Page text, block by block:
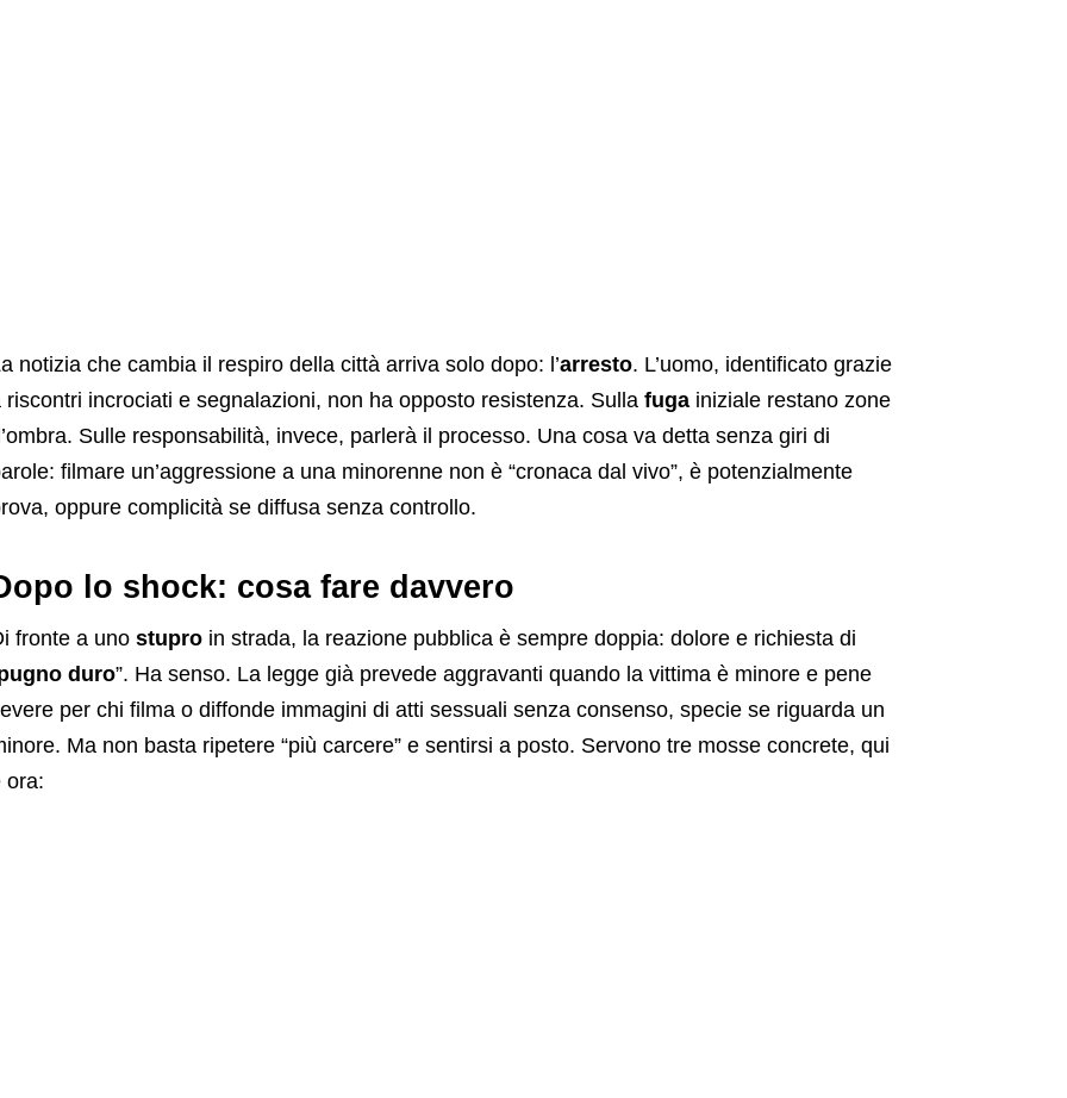
notizia che cambia il respiro della città arriva solo dopo: l’arresto. L’uomo, identificato grazie
riscontri incrociati e segnalazioni, non ha opposto resistenza. Sulla fugainiziale restano zone
Sulle responsabilità, invece, parlerà il processo. Una cosa va detta senza giri di
filmare un’aggressione a una minorenne non è “cronaca dal vivo”, è potenzialmente
oppure complicità se diffusa senza controllo.
lo shock: cosa fare davvero
fronte a uno stuproin strada, la reazione pubblica è sempre doppia: dolore e richiesta di
duro”. Ha senso. La legge già prevede aggravanti quando la vittima è minore e pene
per chi filma o diffonde immagini di atti sessuali senza consenso, specie se riguarda un
Ma non basta ripetere “più carcere” e sentirsi a posto. Servono tre mosse concrete, qui
ora: